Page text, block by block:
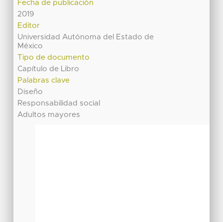
Fecha de publicación
2019
Editor
Universidad Autónoma del Estado de
México
Tipo de documento
Capítulo de Libro
Palabras clave
Diseño
Responsabilidad social
Adultos mayores